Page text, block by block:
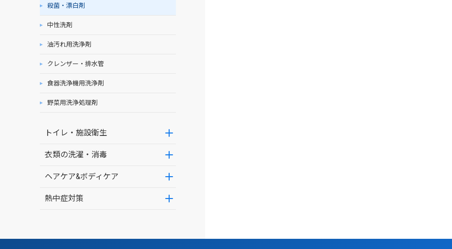
殺菌・漂白剤
中性洗剤
油汚れ用洗浄剤
クレンザー・排水管
食器洗浄機用洗浄剤
野菜用洗浄処理剤
トイレ・施設衛生
衣類の洗濯・消毒
ヘアケア&ボディケア
熱中症対策